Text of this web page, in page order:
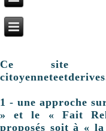
Ce site :
1 - une approche
» et le « Fait
proposés soit à «